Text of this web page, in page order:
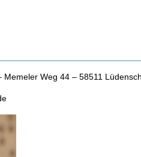
Memeler Weg 44 – 58511